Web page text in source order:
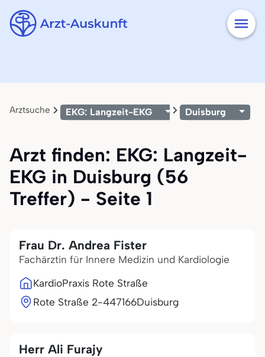
Arztsuche EKG: Langzeit-EKG Duisburg
Arzt finden: EKG: Langzeit-
EKG in Duisburg (56
Treffer) - Seite 1
Frau Dr. Andrea Fister
Fachärztin für Innere Medizin und Kardiologie
KardioPraxis Rote Straße
Rote Straße 2-447166Duisburg
Herr Ali Furajy